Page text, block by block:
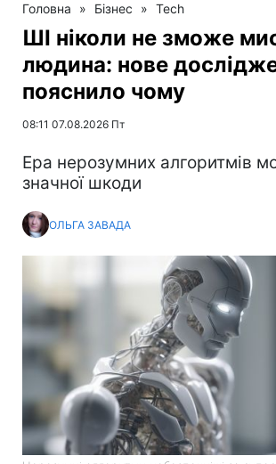
Головна » Бізнес » Tech
ШІ ніколи не зможе
людина: нове
пояснило чому
08:11 07.08.2026 Пт
Ера нерозумних алгоритмів
значної шкоди
ОЛЬГА ЗАВАДА